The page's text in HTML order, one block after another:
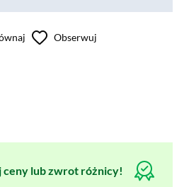
Obserwuj
ceny lub zwrot różnicy!